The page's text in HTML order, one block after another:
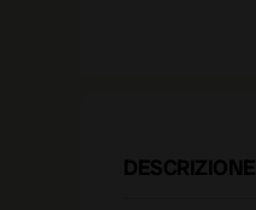
DESCRIZIONE